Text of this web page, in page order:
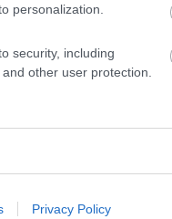
personalization.
security, including
other user protection.
Privacy Policy